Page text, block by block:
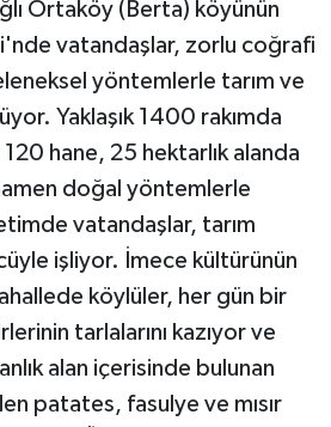
Ortaköy (Berta) köyünün
vatandaşlar, zorlu coğrafi
yöntemlerle tarım ve
Yaklaşık 1400 rakımda
hane, 25 hektarlık alanda
doğal yöntemlerle
vatandaşlar, tarım
işliyor. İmece kültürünün
köylüler, her gün bir
tarlalarını kazıyor ve
alan içerisinde bulunan
patates, fasulye ve mısır